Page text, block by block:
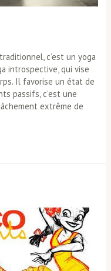
c’est un yoga
introspective, qui vise
Il favorise un état de
passifs, c’est une
extrême de